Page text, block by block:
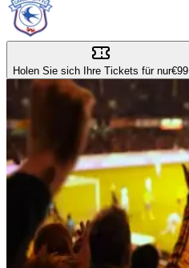
Holen Sie sich Ihre Tickets für nur€99